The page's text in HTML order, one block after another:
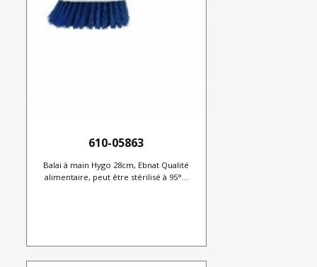
610-05863
Balai à main Hygo 28cm, Ebnat Qualité
alimentaire, peut être stérilisé à 95°...